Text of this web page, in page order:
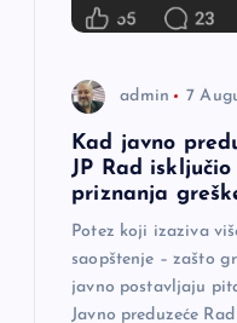
admin 7
Kad javno
JP Rad
priznanja
Potez koji izaziva
saopštenje – zašto
javno postavljaju
Javno preduzeće